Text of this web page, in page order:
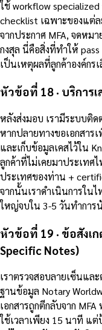
ใช้ workflow specialized
checklist เฉพาะของแต่
จากประกาศ MFA, จดหม
กงสุล นี่คือสิ่งที่ทำให้
เป็นเหตุผลที่ลูกค้าองค์กร
หัวข้อที่ 18 · บริกา
หลังส่งมอบ เรามีระบบติ
หากปลายทางขอเอกสาร
และเก็บข้อมูลเคสไว้ใน
ลูกค้าที่ไม่เคยมาประเทศ
ประเทศของท่าน +
จากนั้นเราดำเนินการใ
ใหญ่จบใน 3-5 วันทำการ
หัวข้อที่ 19 · ข้อสังเ
Specific Notes)
เราตรวจสอบลายเซ็นแล
ฐานข้อมูล Notary
เอกสารถูกตีกลับจาก
ใช้เวลาเพียง 15 นาที แต่